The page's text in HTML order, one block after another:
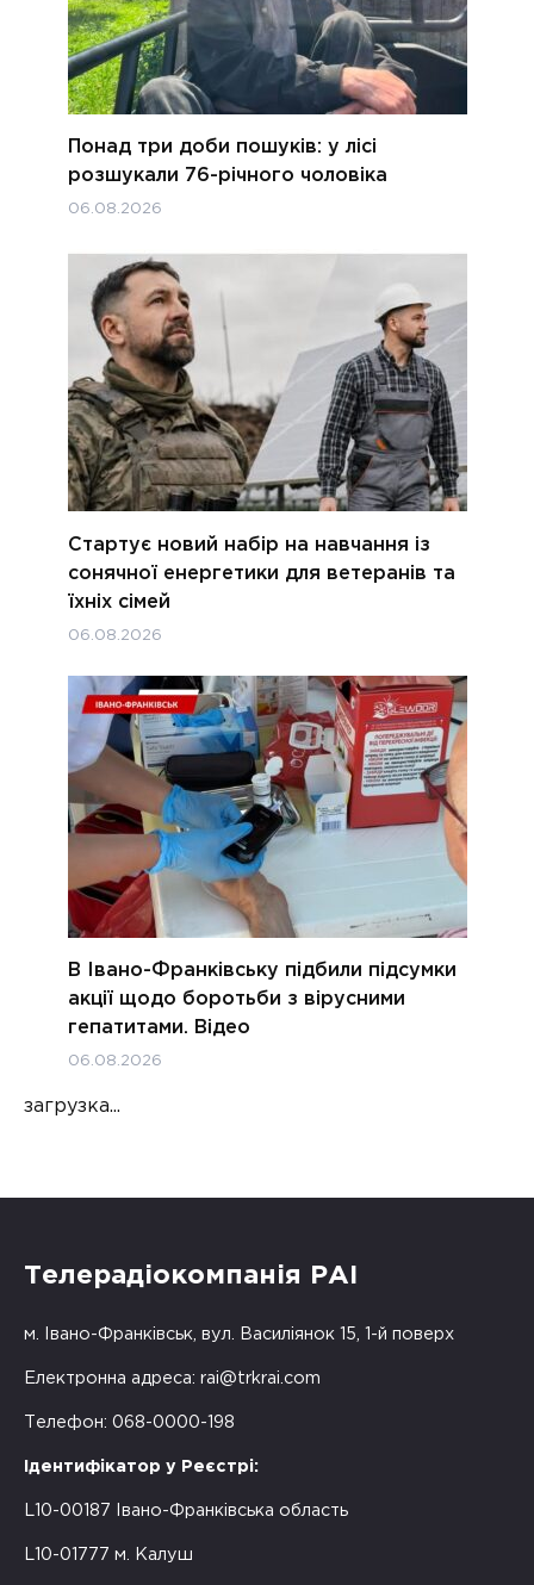
Понад три доби пошуків: у лісі
розшукали 76-річного чоловіка
06.08.2026
Стартує новий набір на навчання із
сонячної енергетики для ветеранів та
їхніх сімей
06.08.2026
В Івано-Франківську підбили підсумки
акції щодо боротьби з вірусними
гепатитами. Відео
06.08.2026
загрузка...
Телерадіокомпанія РАІ
м. Івано-Франківськ, вул. Василіянок 15, 1-й поверх
Електронна адреса: rai@trkrai.com
Телефон: 068-0000-198
Ідентифікатор у Реєстрі:
L10-00187 Івано-Франківська область
L10-01777 м. Калуш